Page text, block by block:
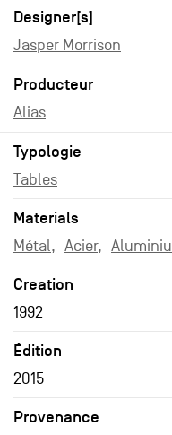
Designer[s]
Jasper Morrison
Producteur
Alias
Typologie
Tables
Materials
Métal Acier
Creation
1992
Édition
2015
Provenance